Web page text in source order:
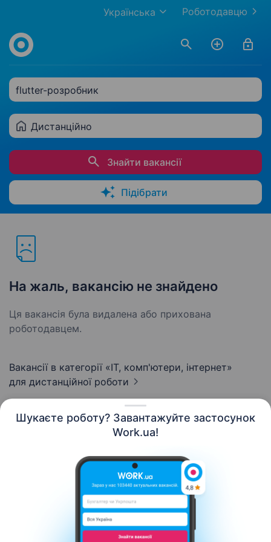
Шукаєте роботу? Завантажуйте застосунок
Work.ua!
Роботодавцю
Українська
flutter-розробник
Дистанційно
Знайти вакансії
Підібрати
На жаль, вакансію не знайдено
Ця вакансія була видалена або прихована
роботодавцем.
Вакансії в категорії «IT, комп'ютери, інтернет»
для дистанційної роботи